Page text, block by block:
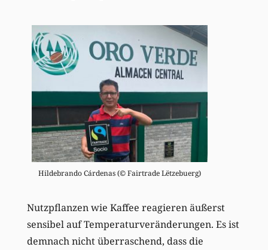
Hildebrando Cárdenas (© Fairtrade Lëtzebuerg)
Nutzpflanzen wie Kaffee reagieren äußerst
sensibel auf Temperaturveränderungen. Es ist
demnach nicht überraschend, dass die